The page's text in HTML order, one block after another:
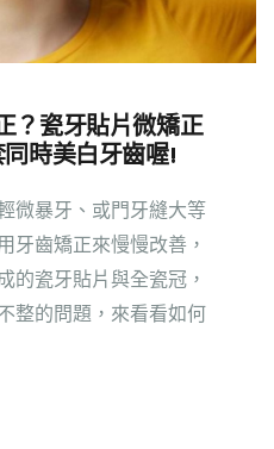
？瓷牙貼片微矯正
時美白牙齒喔!
微暴牙、或門牙縫大等
牙齒矯正來慢慢改善，
的瓷牙貼片與全瓷冠，
整的問題，來看看如何